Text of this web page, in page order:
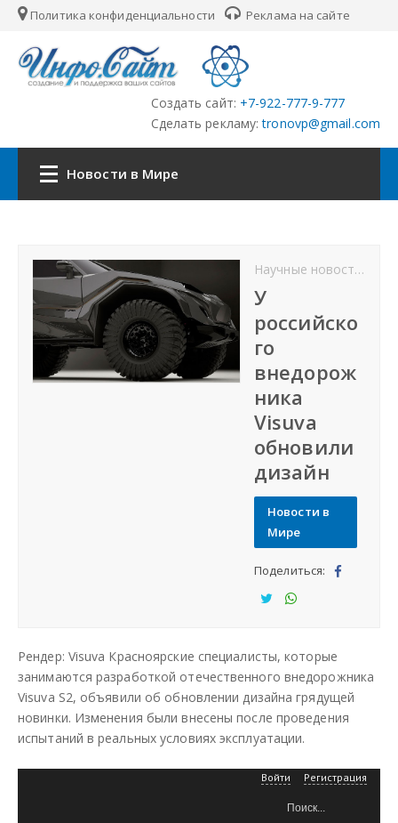
Политика конфиденциальности Реклама на сайте
Создать сайт: +7-922-777-9-777
Сделать рекламу: tronovp@gmail.com
Новости в Мире
ЦФО
ПФО
УФО
Заказать создание сайта
Наши сайты
Научные новости
У
российско
го
внедорож
ника
Visuva
обновили
дизайн
Новости в
Мире
Поделиться:
я
тьс
я
тьс
я
Рендер: Visuva Красноярские специалисты, которые
занимаются разработкой отечественного внедорожника
Visuva S2, объявили об обновлении дизайна грядущей
новинки. Изменения были внесены после проведения
испытаний в реальных условиях эксплуатации.